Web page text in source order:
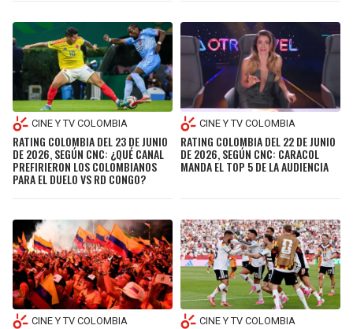
CINE Y TV COLOMBIA
RATING COLOMBIA DEL 23 DE JUNIO
DE 2026, SEGÚN CNC: ¿QUÉ CANAL
PREFIRIERON LOS COLOMBIANOS
PARA EL DUELO VS RD CONGO?
CINE Y TV COLOMBIA
RATING COLOMBIA DEL 22 DE JUNIO
DE 2026, SEGÚN CNC: CARACOL
MANDA EL TOP 5 DE LA AUDIENCIA
CINE Y TV COLOMBIA CINE Y TV COLOMBIA